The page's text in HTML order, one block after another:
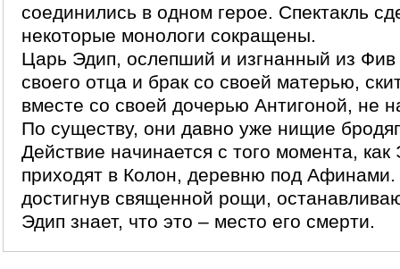
соединились в одном герое. Спектакль
некоторые монологи сокращены.
Царь Эдип, ослепший и изгнанный из Фив
своего отца и брак со своей матерью,
вместе со своей дочерью Антигоной, не
По существу, они давно уже нищие
Действие начинается с того момента,
приходят в Колон, деревню под Афинами.
достигнув священной рощи,
Эдип знает, что это – место его смерти.